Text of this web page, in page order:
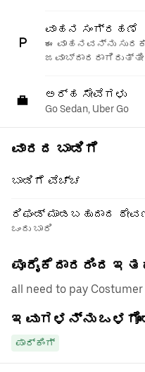
ವಾಹನ ಸಂಗ್ರಹಣೆ
ಈ ವಾಹನವನ್ನು
ಅರ್ಹ ಸೇವೆಗಳು
Go Sedan, Uber Go
ವಾರದ ಬಾಡಿಗೆ
ಬಾಡಿಗೆ ವೆಚ್ಚ
ರಿಫಂಡ್ ಮಾಡಬಹುದಾದ
ಒಂದು ಬಾರಿ
ಪೂರೈಕೆದಾರರಿಂದ
all need to pay Costumer
ಇವುಗಳನ್ನು
ಪಾರ್ಕಿಂಗ್